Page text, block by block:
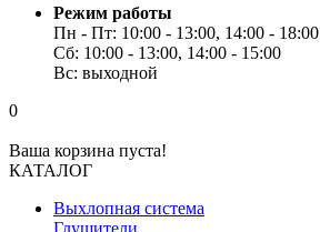
Режим работы
Пн - Пт: 10:00 - 13:00, 14:00 - 18:00
Сб: 10:00 - 13:00, 14:00 - 15:00
Вс: выходной
0
Ваша корзина пуста!
КАТАЛОГ
Выхлопная система
Глушители